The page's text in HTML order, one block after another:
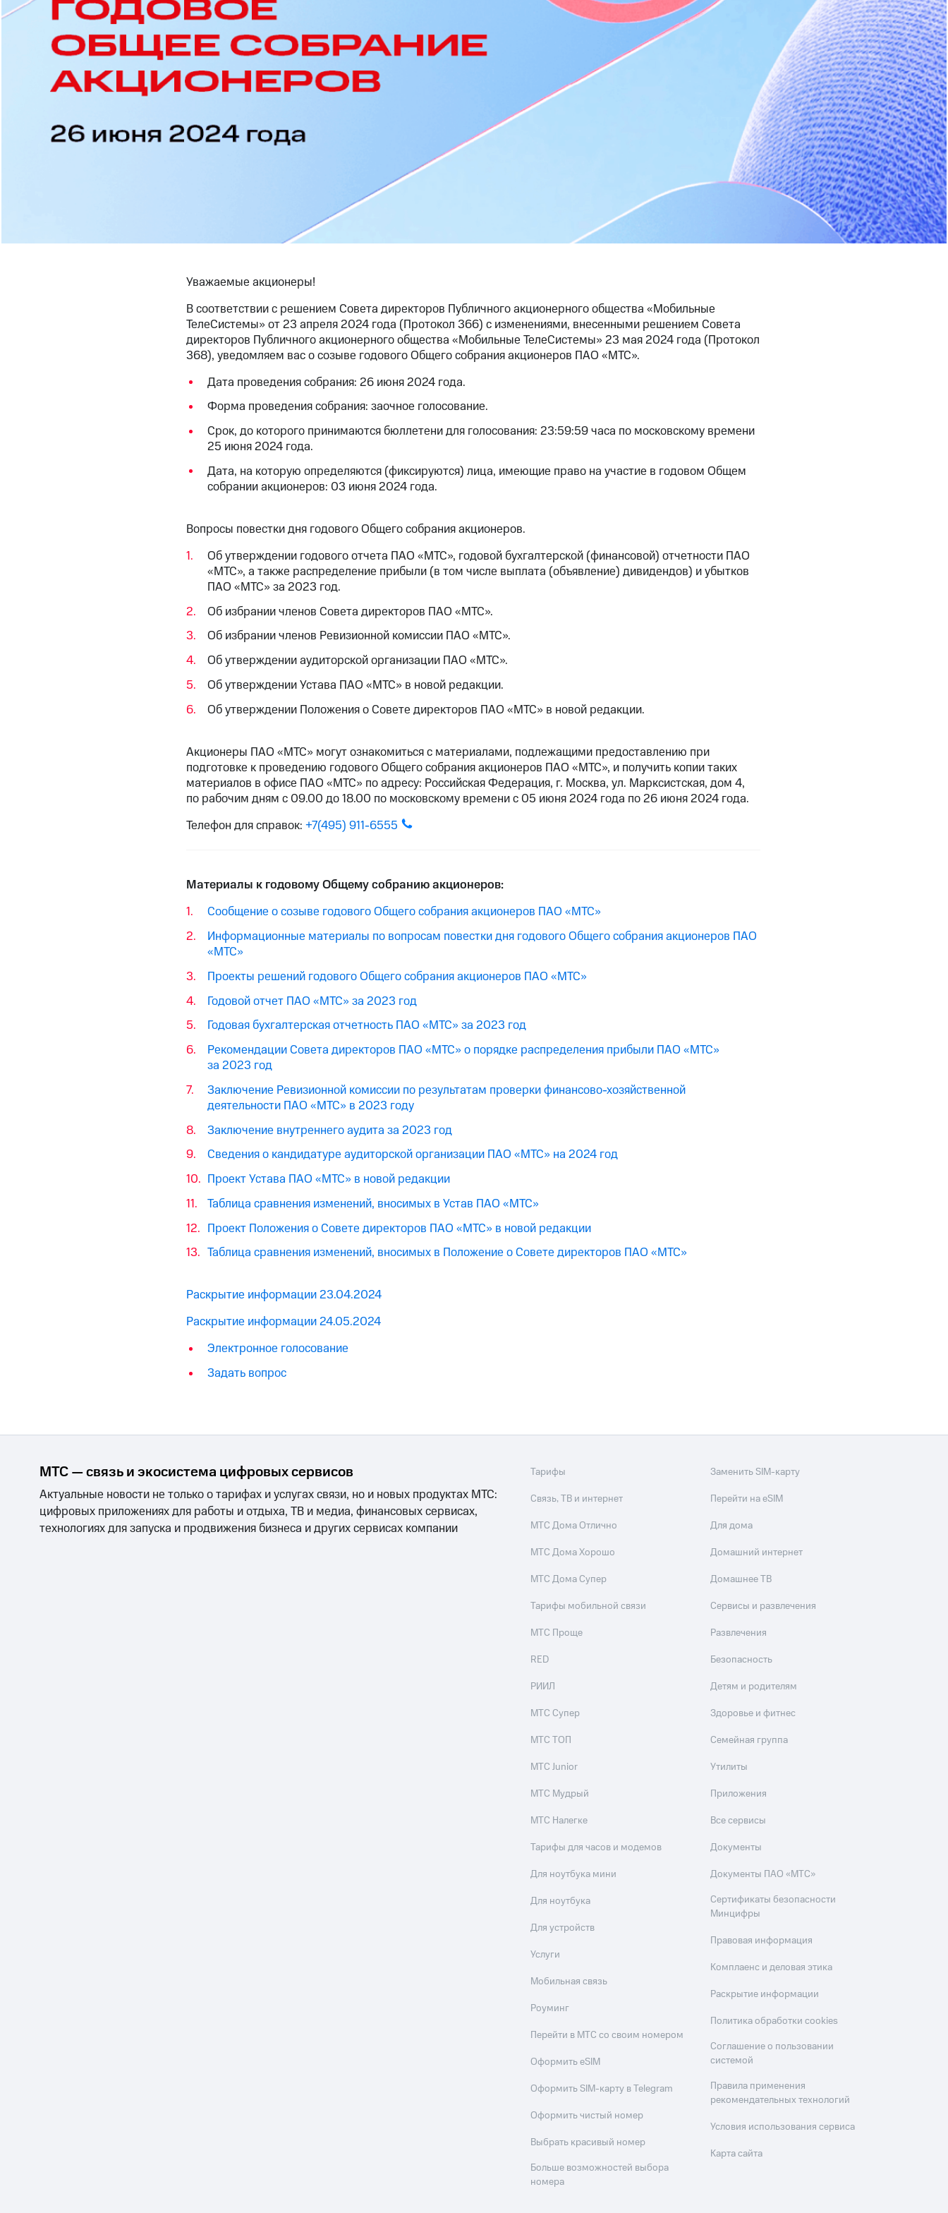
Уважаемые акционеры!
В соответствии с решением Совета директоров Публичного акционерного общества «Мобильные
ТелеСистемы» от 23 апреля 2024 года (Протокол 366) с изменениями, внесенными решением Совета
директоров Публичного акционерного общества «Мобильные ТелеСистемы» 23 мая 2024 года (Протокол
368), уведомляем вас о созыве годового Общего собрания акционеров ПАО «МТС».
Дата проведения собрания: 26 июня 2024 года.
Форма проведения собрания: заочное голосование.
Срок, до которого принимаются бюллетени для голосования: 23:59:59 часа по московскому времени
25 июня 2024 года.
Дата, на которую определяются (фиксируются) лица, имеющие право на участие в годовом Общем
собрании акционеров: 03 июня 2024 года.
Вопросы повестки дня годового Общего собрания акционеров.
Об утверждении годового отчета ПАО «МТС», годовой бухгалтерской (финансовой) отчетности ПАО
«МТС», а также распределение прибыли (в том числе выплата (объявление) дивидендов) и убытков
ПАО «МТС» за 2023 год.
Об избрании членов Совета директоров ПАО «МТС».
Об избрании членов Ревизионной комиссии ПАО «МТС».
Об утверждении аудиторской организации ПАО «МТС».
Об утверждении Устава ПАО «МТС» в новой редакции.
Об утверждении Положения о Совете директоров ПАО «МТС» в новой редакции.
Акционеры ПАО «МТС» могут ознакомиться с материалами, подлежащими предоставлению при
подготовке к проведению годового Общего собрания акционеров ПАО «МТС», и получить копии таких
материалов в офисе ПАО «МТС» по адресу: Российская Федерация, г. Москва, ул. Марксистская, дом 4,
по рабочим дням с 09.00 до 18.00 по московскому времени с 05 июня 2024 года по 26 июня 2024 года.
Телефон для справок: +7(495) 911-6555
Материалы к годовому Общему собранию акционеров:
Сообщение о созыве годового Общего собрания акционеров ПАО «МТС»
Информационные материалы по вопросам повестки дня годового Общего собрания акционеров ПАО
«МТС»
Проекты решений годового Общего собрания акционеров ПАО «МТС»
Годовой отчет ПАО «МТС» за 2023 год
Годовая бухгалтерская отчетность ПАО «МТС» за 2023 год
Рекомендации Совета директоров ПАО «МТС» о порядке распределения прибыли ПАО «МТС»
за 2023 год
Заключение Ревизионной комиссии по результатам проверки финансово-хозяйственной
деятельности ПАО «МТС» в 2023 году
Заключение внутреннего аудита за 2023 год
Сведения о кандидатуре аудиторской организации ПАО «МТС» на 2024 год
Проект Устава ПАО «МТС» в новой редакции
Таблица сравнения изменений, вносимых в Устав ПАО «МТС»
Проект Положения о Совете директоров ПАО «МТС» в новой редакции
Таблица сравнения изменений, вносимых в Положение о Совете директоров ПАО «МТС»
Раскрытие информации 23.04.2024
Раскрытие информации 24.05.2024
Электронное голосование
Задать вопрос
МТС — связь и экосистема цифровых сервисов
Актуальные новости не только о тарифах и услугах связи, но и новых продуктах МТС:
цифровых приложениях для работы и отдыха, ТВ и медиа, финансовых сервисах,
технологиях для запуска и продвижения бизнеса и других сервисах компании
Тарифы
Связь, ТВ и интернет
МТС Дома Отлично
МТС Дома Хорошо
МТС Дома Супер
Тарифы мобильной связи
МТС Проще
RED
РИИЛ
МТС Супер
МТС ТОП
МТС Junior
МТС Мудрый
МТС Налегке
Тарифы для часов и модемов
Для ноутбука мини
Для ноутбука
Для устройств
Услуги
Мобильная связь
Роуминг
Перейти в МТС со своим номером
Оформить eSIM
Оформить SIM-карту в Telegram
Оформить чистый номер
Выбрать красивый номер
Больше возможностей выбора
номера
Заменить SIM-карту
Перейти на eSIM
Для дома
Домашний интернет
Домашнее ТВ
Сервисы и развлечения
Развлечения
Безопасность
Детям и родителям
Здоровье и фитнес
Семейная группа
Утилиты
Приложения
Все сервисы
Документы
Документы ПАО «МТС»
Сертификаты безопасности
Минцифры
Правовая информация
Комплаенс и деловая этика
Раскрытие информации
Политика обработки cookies
Соглашение о пользовании
системой
Правила применения
рекомендательных технологий
Условия использования сервиса
Карта сайта